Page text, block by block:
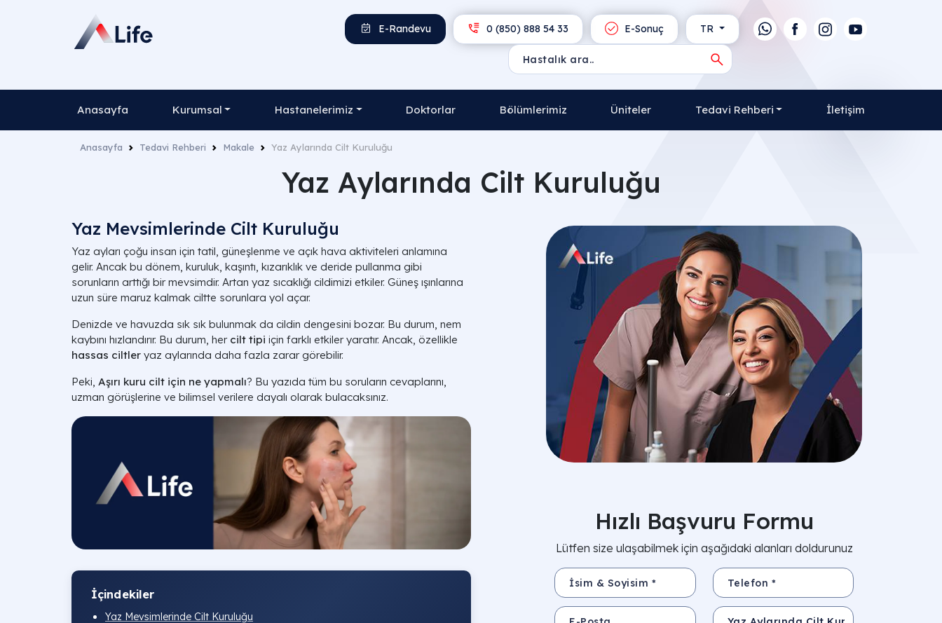
TR
E-Sonuç
0 (850) 888 54 33
E-Randevu
Anasayfa Kurumsal Hastanelerimiz Doktorlar Bölümlerimiz Üniteler Tedavi Rehberi İletişim
Anasayfa Tedavi Rehberi Makale Yaz Aylarında Cilt Kuruluğu
Yaz Aylarında Cilt Kuruluğu
Yaz Mevsimlerinde Cilt Kuruluğu
Yaz ayları çoğu insan için tatil, güneşlenme ve açık hava aktiviteleri anlamına
gelir. Ancak bu dönem, kuruluk, kaşıntı, kızarıklık ve deride pullanma gibi
sorunların arttığı bir mevsimdir. Artan yaz sıcaklığı cildimizi etkiler. Güneş ışınlarına
uzun süre maruz kalmak ciltte sorunlara yol açar.
Denizde ve havuzda sık sık bulunmak da cildin dengesini bozar. Bu durum, nem
kaybını hızlandırır. Bu durum, her cilt tipi için farklı etkiler yaratır. Ancak, özellikle
hassas ciltler yaz aylarında daha fazla zarar görebilir.
Peki, Aşırı kuru cilt için ne yapmalı? Bu yazıda tüm bu soruların cevaplarını,
uzman görüşlerine ve bilimsel verilere dayalı olarak bulacaksınız.
İçindekiler
Yaz Mevsimlerinde Cilt Kuruluğu
Hızlı Başvuru Formu
Lütfen size ulaşabilmek için aşağıdaki alanları doldurunuz
İsim & Soyisim * Telefon *
E-Posta Konu